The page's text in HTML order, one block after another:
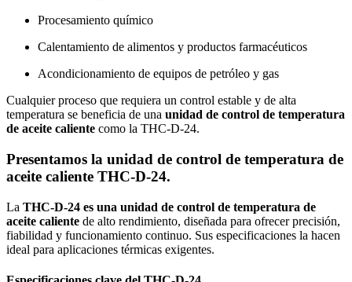
Procesamiento químico
Calentamiento de alimentos y productos farmacéuticos
Acondicionamiento de equipos de petróleo y gas
Cualquier proceso que requiera un control estable y de alta
temperatura se beneficia de una unidad de control de temperatura
de aceite caliente como la THC-D-24.
Presentamos la unidad de control de temperatura de
aceite caliente THC-D-24.
La THC-D-24 es una unidad de control de temperatura de
aceite caliente de alto rendimiento, diseñada para ofrecer precisión,
fiabilidad y funcionamiento continuo. Sus especificaciones la hacen
ideal para aplicaciones térmicas exigentes.